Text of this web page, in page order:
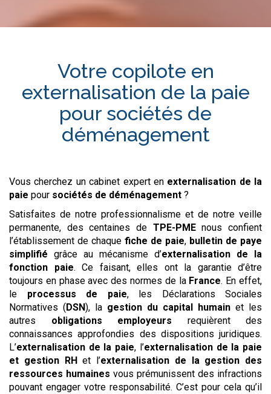
Votre copilote en
externalisation de la paie
pour sociétés de
déménagement
Vous cherchez un cabinet expert en externalisation de la
paie pour sociétés de déménagement ?
Satisfaites de notre professionnalisme et de notre veille
permanente, des centaines de TPE-PMEnous confient
l’établissement de chaque fiche de paie, bulletin de paye
simplifié grâce au mécanisme d’externalisation de la
fonction paie. Ce faisant, elles ont la garantie d’être
toujours en phase avec des normes de la France. En effet,
le processus de paie, les Déclarations Sociales
Normatives (DSN), la gestion du capital humain et les
autres obligations employeurs requièrent des
connaissances approfondies des dispositions juridiques.
L’externalisation de la paie, l’externalisation de la paie
et gestion RHet l’externalisation de la gestion des
ressources humaines vous prémunissent des infractions
pouvant engager votre responsabilité. C’est pour cela qu’il